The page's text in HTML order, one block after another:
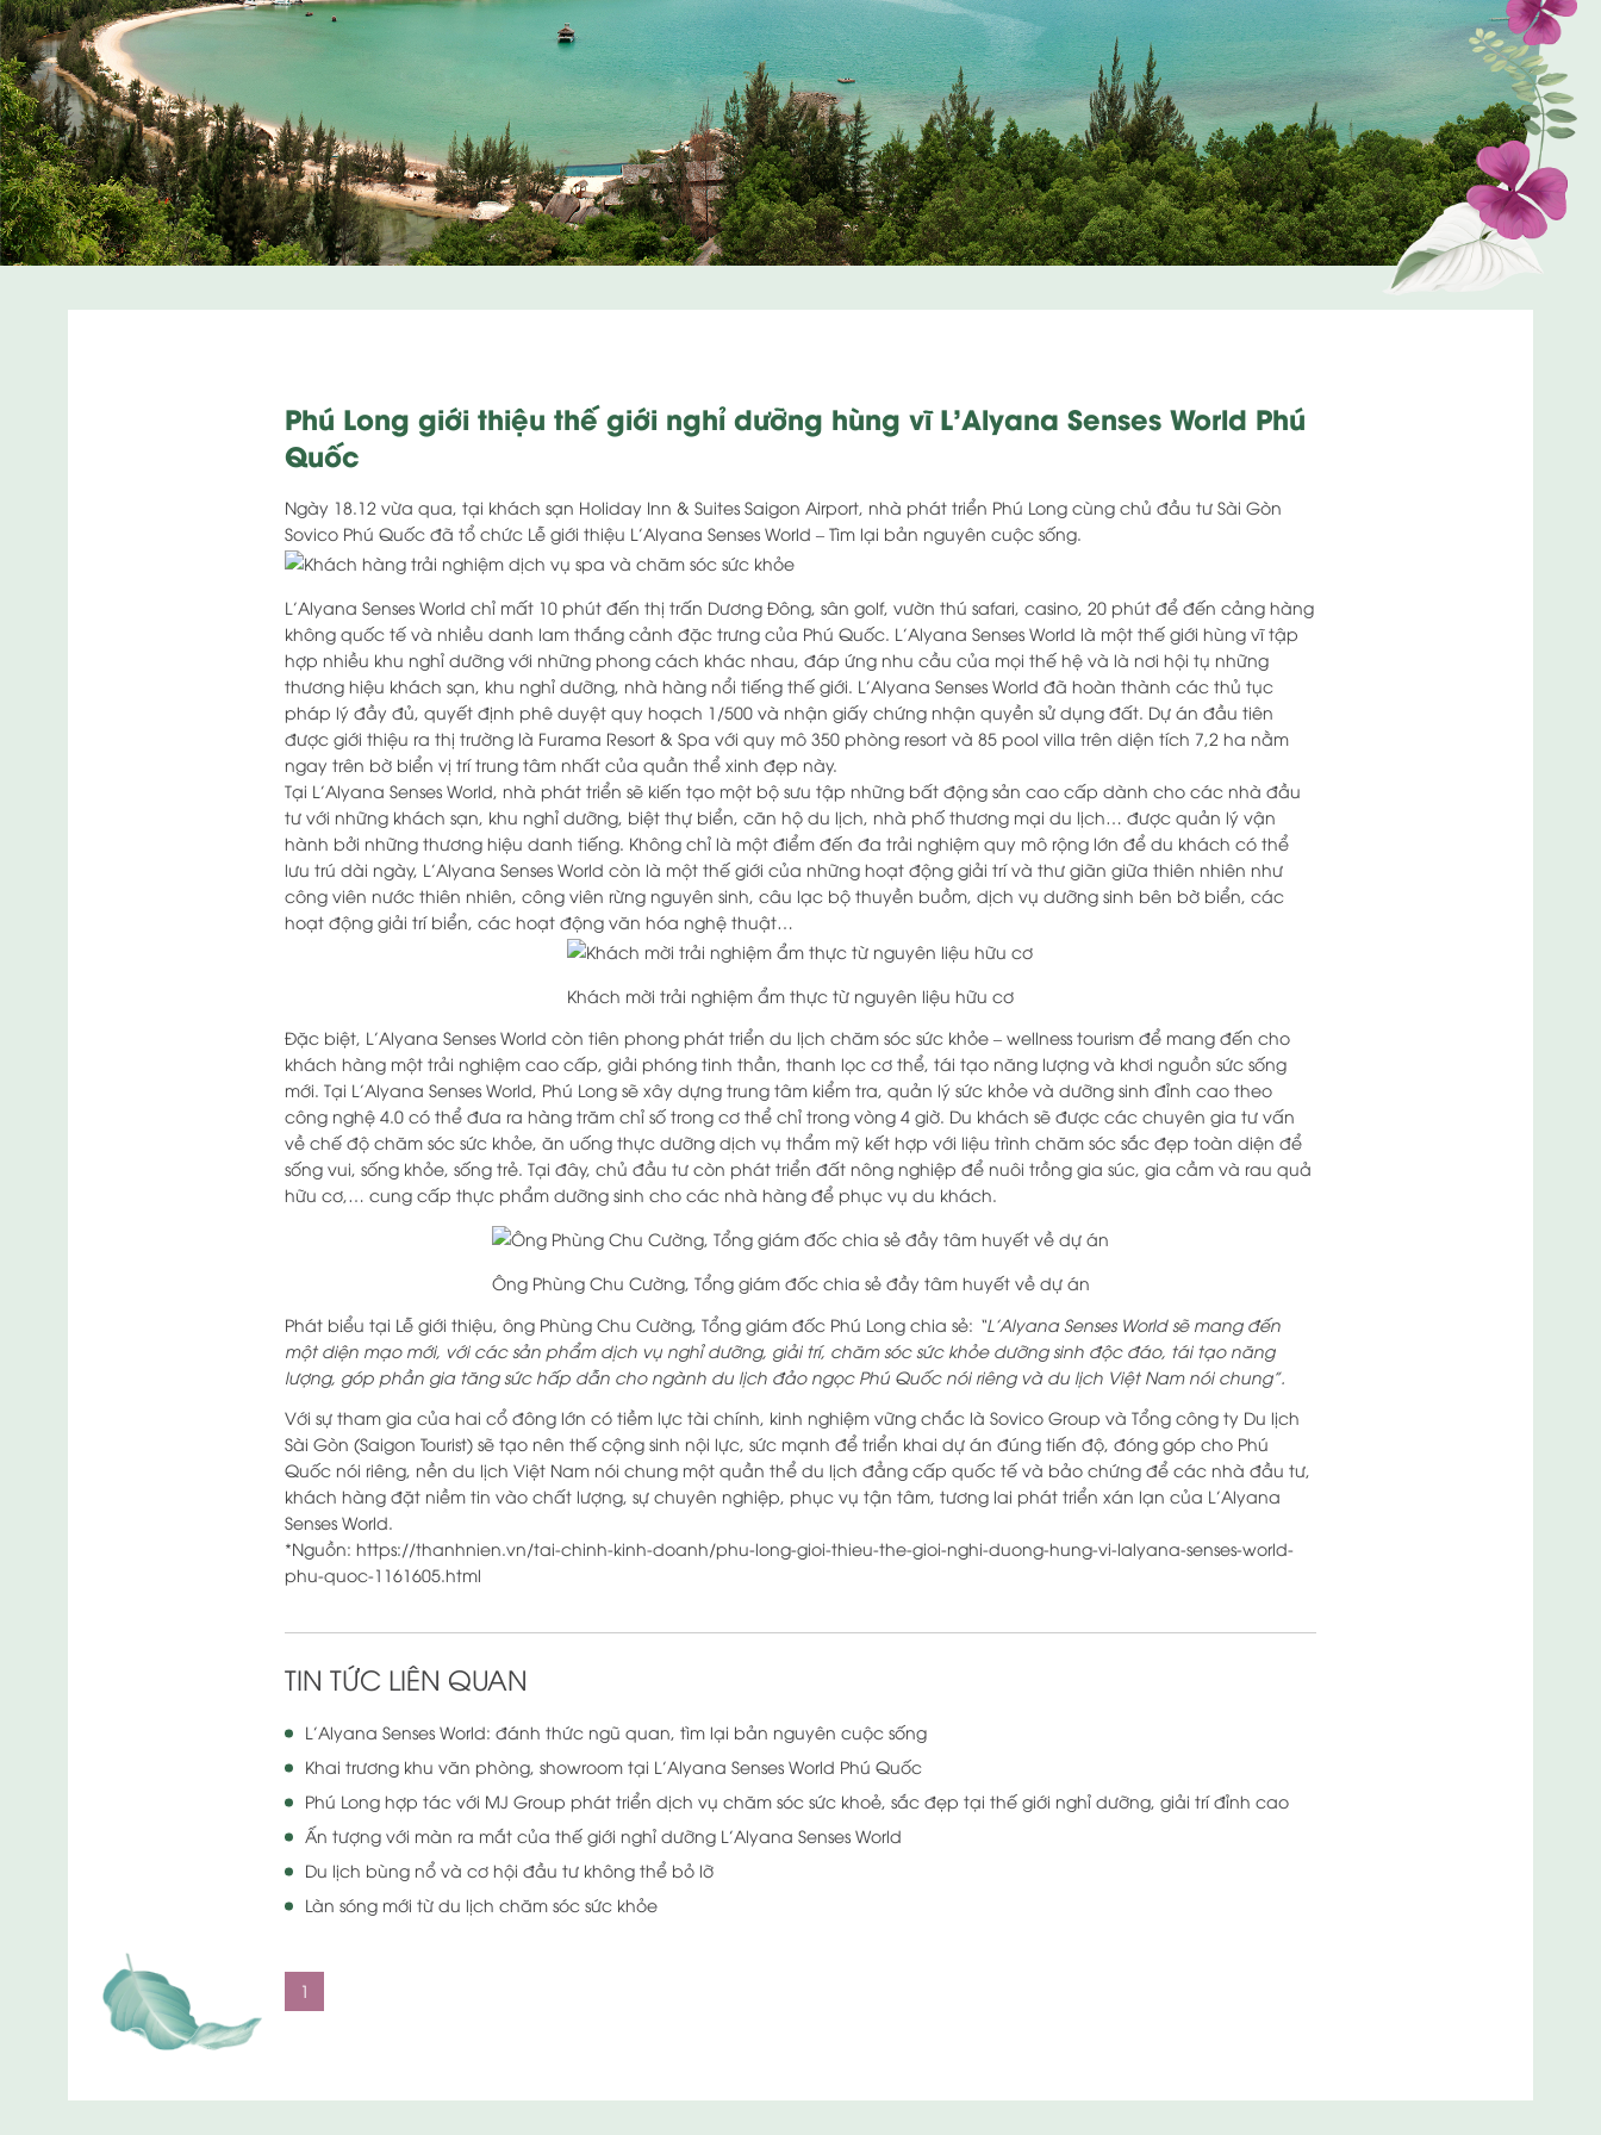
Phú Long giới thiệu thế giới nghỉ dưỡng hùng vĩ L’Alyana Senses World Phú
Quốc
Ngày 18.12 vừa qua, tại khách sạn Holiday Inn & Suites Saigon Airport, nhà phát triển Phú Long cùng chủ đầu tư Sài Gòn
Sovico Phú Quốc đã tổ chức Lễ giới thiệu L’Alyana Senses World – Tìm lại bản nguyên cuộc sống.
L’Alyana Senses World chỉ mất 10 phút đến thị trấn Dương Đông, sân golf, vườn thú safari, casino, 20 phút để đến cảng hàng
không quốc tế và nhiều danh lam thắng cảnh đặc trưng của Phú Quốc. L’Alyana Senses World là một thế giới hùng vĩ tập
hợp nhiều khu nghỉ dưỡng với những phong cách khác nhau, đáp ứng nhu cầu của mọi thế hệ và là nơi hội tụ những
thương hiệu khách sạn, khu nghỉ dưỡng, nhà hàng nổi tiếng thế giới. L’Alyana Senses World đã hoàn thành các thủ tục
pháp lý đầy đủ, quyết định phê duyệt quy hoạch 1/500 và nhận giấy chứng nhận quyền sử dụng đất. Dự án đầu tiên
được giới thiệu ra thị trường là Furama Resort & Spa với quy mô 350 phòng resort và 85 pool villa trên diện tích 7,2 ha nằm
ngay trên bờ biển vị trí trung tâm nhất của quần thể xinh đẹp này.
Tại L’Alyana Senses World, nhà phát triển sẽ kiến tạo một bộ sưu tập những bất động sản cao cấp dành cho các nhà đầu
tư với những khách sạn, khu nghỉ dưỡng, biệt thự biển, căn hộ du lịch, nhà phố thương mại du lịch… được quản lý vận
hành bởi những thương hiệu danh tiếng. Không chỉ là một điểm đến đa trải nghiệm quy mô rộng lớn để du khách có thể
lưu trú dài ngày, L’Alyana Senses World còn là một thế giới của những hoạt động giải trí và thư giãn giữa thiên nhiên như
công viên nước thiên nhiên, công viên rừng nguyên sinh, câu lạc bộ thuyền buồm, dịch vụ dưỡng sinh bên bờ biển, các
hoạt động giải trí biển, các hoạt động văn hóa nghệ thuật…
Khách mời trải nghiệm ẩm thực từ nguyên liệu hữu cơ
Đặc biệt, L’Alyana Senses World còn tiên phong phát triển du lịch chăm sóc sức khỏe – wellness tourism để mang đến cho
khách hàng một trải nghiệm cao cấp, giải phóng tinh thần, thanh lọc cơ thể, tái tạo năng lượng và khơi nguồn sức sống
mới. Tại L’Alyana Senses World, Phú Long sẽ xây dựng trung tâm kiểm tra, quản lý sức khỏe và dưỡng sinh đỉnh cao theo
công nghệ 4.0 có thể đưa ra hàng trăm chỉ số trong cơ thể chỉ trong vòng 4 giờ. Du khách sẽ được các chuyên gia tư vấn
về chế độ chăm sóc sức khỏe, ăn uống thực dưỡng dịch vụ thẩm mỹ kết hợp với liệu trình chăm sóc sắc đẹp toàn diện để
sống vui, sống khỏe, sống trẻ. Tại đây, chủ đầu tư còn phát triển đất nông nghiệp để nuôi trồng gia súc, gia cầm và rau quả
hữu cơ,… cung cấp thực phẩm dưỡng sinh cho các nhà hàng để phục vụ du khách.
Ông Phùng Chu Cường, Tổng giám đốc chia sẻ đầy tâm huyết về dự án
Phát biểu tại Lễ giới thiệu, ông Phùng Chu Cường, Tổng giám đốc Phú Long chia sẻ: “L’Alyana Senses World sẽ mang đến
một diện mạo mới, với các sản phẩm dịch vụ nghỉ dưỡng, giải trí, chăm sóc sức khỏe dưỡng sinh độc đáo, tái tạo năng
lượng, góp phần gia tăng sức hấp dẫn cho ngành du lịch đảo ngọc Phú Quốc nói riêng và du lịch Việt Nam nói chung”.
Với sự tham gia của hai cổ đông lớn có tiềm lực tài chính, kinh nghiệm vững chắc là Sovico Group và Tổng công ty Du lịch
Sài Gòn (Saigon Tourist) sẽ tạo nên thế cộng sinh nội lực, sức mạnh để triển khai dự án đúng tiến độ, đóng góp cho Phú
Quốc nói riêng, nền du lịch Việt Nam nói chung một quần thể du lịch đẳng cấp quốc tế và bảo chứng để các nhà đầu tư,
khách hàng đặt niềm tin vào chất lượng, sự chuyên nghiệp, phục vụ tận tâm, tương lai phát triển xán lạn của L’Alyana
Senses World.
*Nguồn: https://thanhnien.vn/tai-chinh-kinh-doanh/phu-long-gioi-thieu-the-gioi-nghi-duong-hung-vi-lalyana-senses-world-
phu-quoc-1161605.html
TIN TỨC LIÊN QUAN
L’Alyana Senses World: đánh thức ngũ quan, tìm lại bản nguyên cuộc sống
Khai trương khu văn phòng, showroom tại L’Alyana Senses World Phú Quốc
Phú Long hợp tác với MJ Group phát triển dịch vụ chăm sóc sức khoẻ, sắc đẹp tại thế giới nghỉ dưỡng, giải trí đỉnh cao
Ấn tượng với màn ra mắt của thế giới nghỉ dưỡng L’Alyana Senses World
Du lịch bùng nổ và cơ hội đầu tư không thể bỏ lỡ
Làn sóng mới từ du lịch chăm sóc sức khỏe
1